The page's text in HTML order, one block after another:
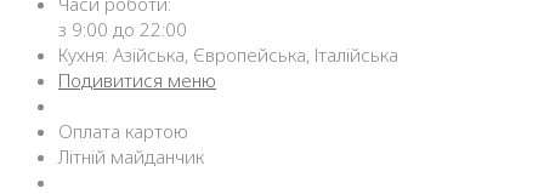
з 9:00 до 22:00
Кухня: Азійська, Європейська, Італійська
Подивитися меню
Оплата картою
Літній майданчик